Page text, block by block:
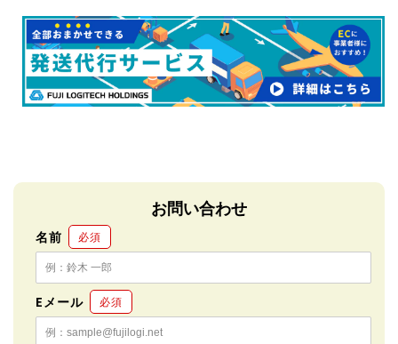
お問い合わせ
名前 必須
Eメール 必須